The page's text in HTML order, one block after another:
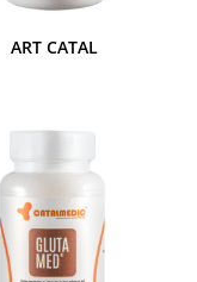
ART CATAL